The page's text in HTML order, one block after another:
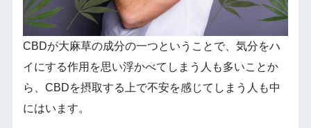
CBDが大麻草の成分の一つということで、気分をハ
イにする作用を思い浮かべてしまう人も多いことか
ら、CBDを摂取する上で不安を感じてしまう人も中
にはいます。